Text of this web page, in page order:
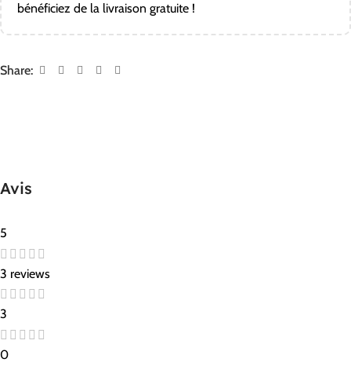
bénéficiez de la livraison gratuite !
Share:
Avis
5
3 reviews
3
0